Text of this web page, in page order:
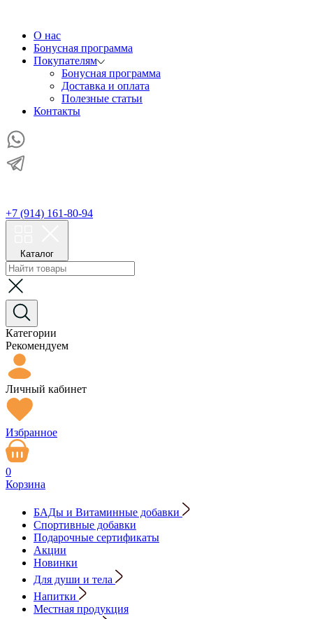
О нас
Бонусная программа
Покупателям
Бонусная программа
Доставка и оплата
Полезные статьи
Контакты
+7 (914) 161-80-94
Каталог
Категории
Рекомендуем
Личный кабинет
Избранное
0
Корзина
БАДы и Витаминные добавки
Спортивные добавки
Подарочные сертификаты
Акции
Новинки
Для души и тела
Напитки
Местная продукция